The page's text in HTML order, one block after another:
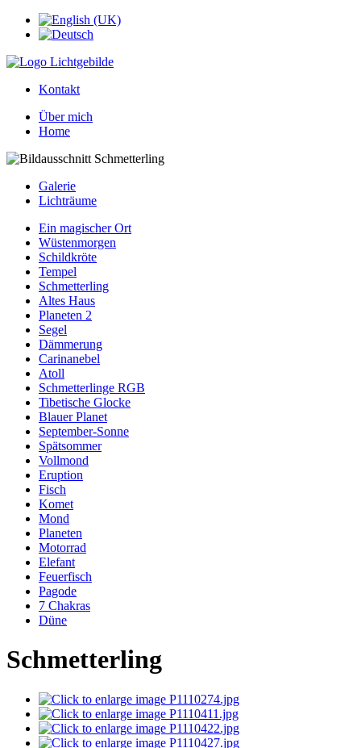
Kontakt
Über mich
Home
Galerie
Lichträume
Ein magischer Ort
Wüstenmorgen
Schildkröte
Tempel
Schmetterling
Altes Haus
Planeten 2
Segel
Dämmerung
Carinanebel
Atoll
Schmetterlinge RGB
Tibetische Glocke
Blauer Planet
September-Sonne
Spätsommer
Vollmond
Eruption
Fisch
Komet
Mond
Planeten
Motorrad
Elefant
Feuerfisch
Pagode
7 Chakras
Düne
Schmetterling